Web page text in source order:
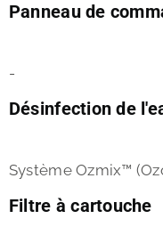
Panneau de
-
Désinfection de
Système Ozmix™
Filtre à cartouche